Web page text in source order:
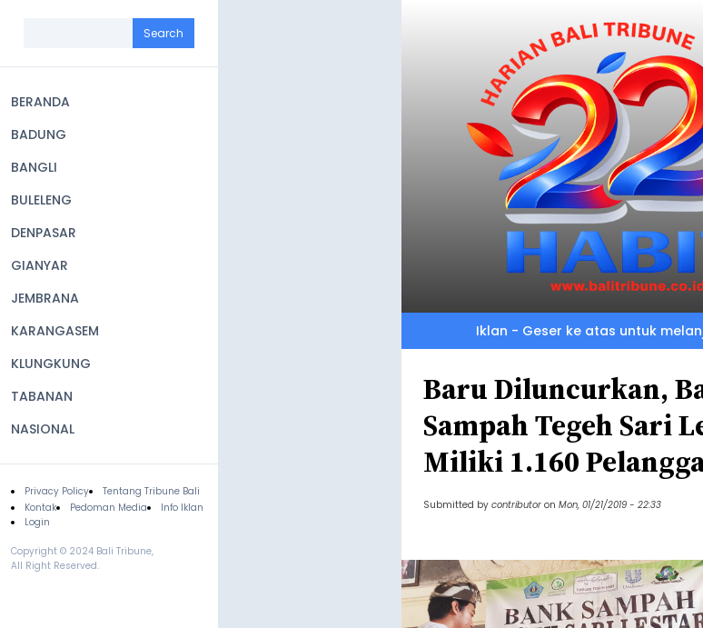
navigation
BERANDA
BADUNG
BANGLI
BULELENG
DENPASAR
GIANYAR
JEMBRANA
KARANGASEM
KLUNGKUNG
TABANAN
NASIONAL
Footer
Privacy Policy
Tentang Tribune Bali
Kontak
Pedoman Media
Info Iklan
Login
Copyright © 2024 Bali Tribune,
All Right Reserved.
Iklan - Geser ke atas untuk
Baru Diluncurkan,
Sampah Tegeh Sari
Miliki 1.160
Submitted by contributor on Mon, 01/21/2019 - 22:33